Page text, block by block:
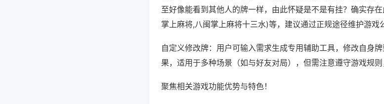
至好像能看到其他人的牌一样，由此怀疑是不是有挂？确实存
掌上麻将,八闽掌上麻将十三水)等，建议通过正规途径维护游戏
自定义修改牌：用户可输入需求生成专用辅助工具，修改自身
果，适用于多种场景（如与好友对局），但需注意遵守游戏规则
聚焦相关游戏功能优势与特色！